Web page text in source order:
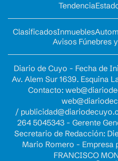
Tendencia
ClasificadosInmuebles
Avisos Fúnebres
Diario de Cuyo - Fecha de
Av. Alem Sur 1639. Esquina
Contacto:
/
264 5045343 - Gerente
Secretario de Redacción:
Mario Romero - Empresa
FRANCISCO